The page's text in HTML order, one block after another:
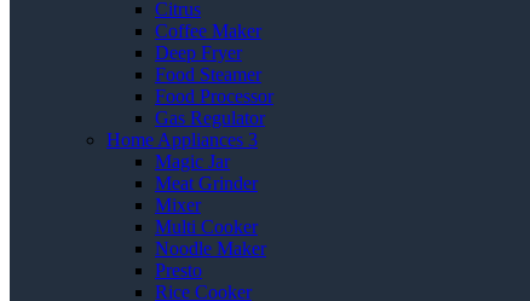
Citrus
Coffee Maker
Deep Fryer
Food Steamer
Food Processor
Gas Regulator
Home Appliances 3
Magic Jar
Meat Grinder
Mixer
Multi Cooker
Noodle Maker
Presto
Rice Cooker